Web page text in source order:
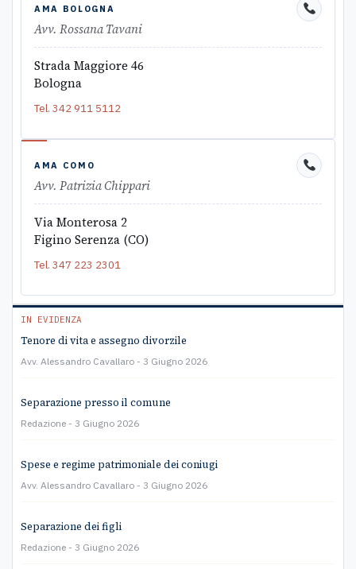
AMA BOLOGNA
Avv. Rossana Tavani
Strada Maggiore 46
Bologna
Tel. 342 911 5112
AMA COMO
Avv. Patrizia Chippari
Via Monterosa 2
Figino Serenza (CO)
Tel. 347 223 2301
IN EVIDENZA
Tenore di vita e assegno divorzile
Avv. Alessandro Cavallaro 3 Giugno 2026
Separazione presso il comune
Redazione 3 Giugno 2026
Spese e regime patrimoniale dei coniugi
Avv. Alessandro Cavallaro 3 Giugno 2026
Separazione dei figli
Redazione 3 Giugno 2026